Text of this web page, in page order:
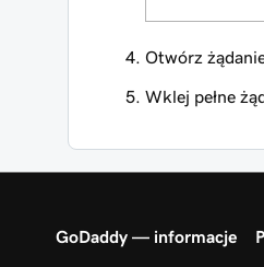
Otwórz
Wklej pełne
GoDaddy — informacje